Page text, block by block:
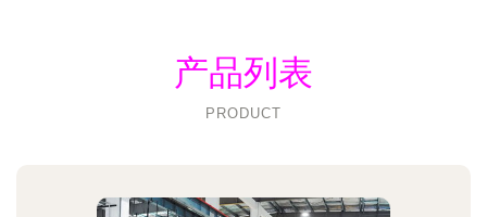
产品列表
PRODUCT